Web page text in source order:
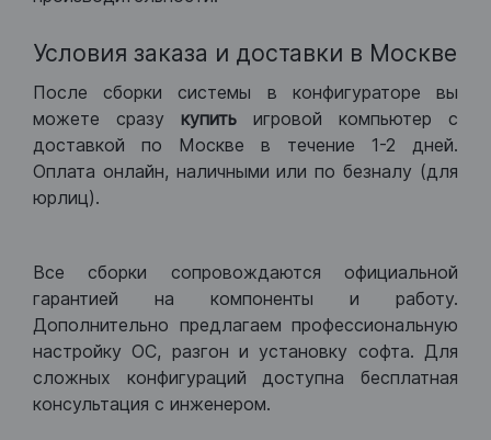
Условия заказа и доставки в Москве
После сборки системы в конфигураторе вы
можете сразу купить игровой компьютер с
доставкой по Москве в течение 1-2 дней.
Оплата онлайн, наличными или по безналу (для
юрлиц).
Все сборки сопровождаются официальной
гарантией на компоненты и работу.
Дополнительно предлагаем профессиональную
настройку ОС, разгон и установку софта. Для
сложных конфигураций доступна бесплатная
консультация с инженером.